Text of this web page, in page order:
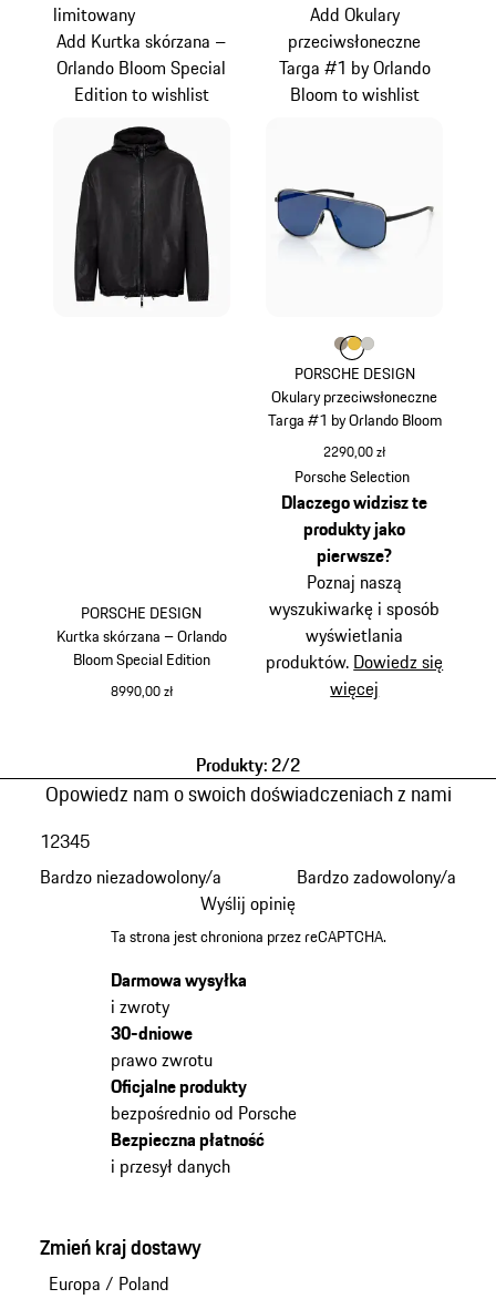
PORSCHE DESIGN
Kurtka skórzana – Orlando
Bloom Special Edition
8990,00 zł
limitowany
Add Kurtka skórzana –
Orlando Bloom Special
Edition to wishlist
PORSCHE DESIGN
Okulary przeciwsłoneczne
Targa #1 by Orlando Bloom
2290,00 zł
palladowy metalik
Add Okulary
przeciwsłoneczne
Targa #1 by Orlando
Bloom to wishlist
Kolor
Kolor
KolorKolor
Porsche Selection
Dlaczego widzisz te
produkty jako
pierwsze?
Poznaj naszą
wyszukiwarkę i sposób
wyświetlania
produktów. Dowiedz się
więcej
Produkty: 2/2
Opowiedz nam o swoich doświadczeniach z nami
Bardzo niezadowolony/a
12345
Bardzo zadowolony/a
Wyślij opinię
Ta strona jest chroniona przez reCAPTCHA.
Darmowa wysyłka
i zwroty
30-dniowe
prawo zwrotu
Oficjalne produkty
bezpośrednio od Porsche
Bezpieczna płatność
i przesył danych
Zmień kraj dostawy
Europa / Poland